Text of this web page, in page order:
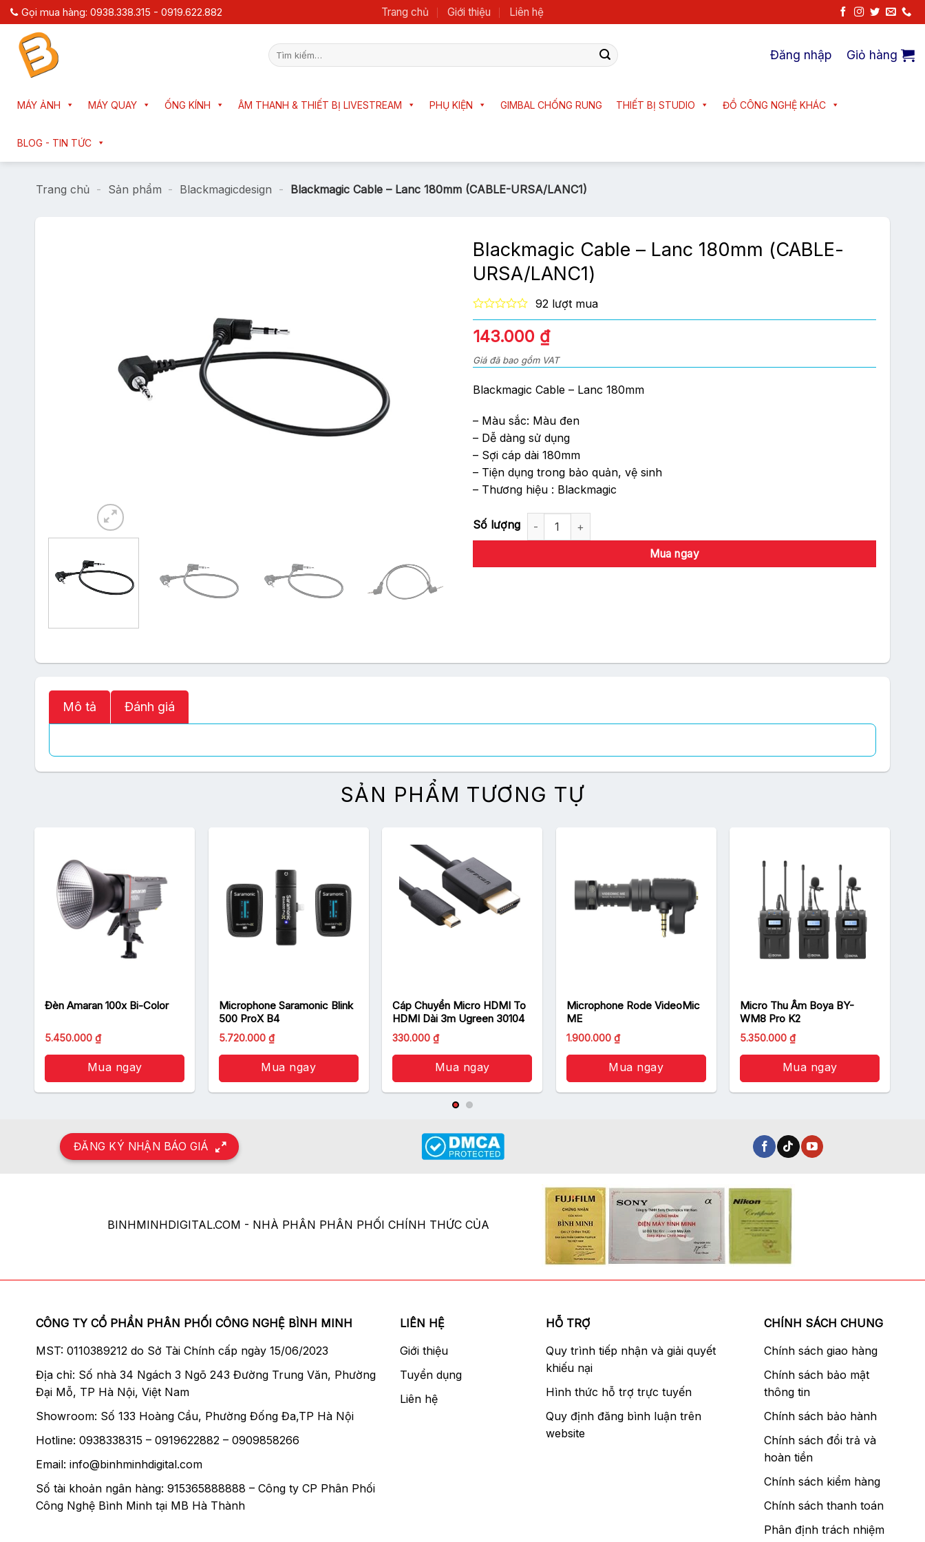
Chuyển
đến
dung
Gọi mua hàng: 0938.338.315 - 0919.622.882 Trang chủ Giới thiệu Liên hệ
Tìm
kiếm:
Đăng nhập Giỏ hàng
MÁY ẢNH MÁY QUAY ỐNG KÍNH ÂM THANH & THIẾT BỊ LIVESTREAM PHỤ KIỆN GIMBAL CHỐNG RUNG THIẾT BỊ STUDIO ĐỒ CÔNG NGHỆ KHÁC
BLOG - TIN TỨC
Trang chủ - Sản phẩm - Blackmagicdesign - Blackmagic Cable – Lanc 180mm (CABLE-URSA/LANC1)
Blackmagic Cable – Lanc 180mm (CABLE-
URSA/LANC1)
0
out
of
92 lượt mua
143.000 ₫
Giá đã bao gồm VAT
Blackmagic Cable – Lanc 180mm
– Màu sắc: Màu đen
– Dễ dàng sử dụng
– Sợi cáp dài 180mm
– Tiện dụng trong bảo quản, vệ sinh
– Thương hiệu : Blackmagic
Blackmagic Cable - Lanc 180mm (CABLE-URSA/LANC1) số lượng
Mua ngay
Mô tả Đánh giá
SẢN PHẨM TƯƠNG TỰ
Đèn Amaran 100x Bi-Color
Giá
là:
5.990.000 ₫.
5.450.000₫Giá
hiện
tại
là:
5.450.000 ₫.
Mua ngay
Microphone Saramonic Blink
500 ProX B4
Giá
là:
5.990.000 ₫.
5.720.000 ₫Giá
hiện
tại
là:
5.720.000 ₫.
Mua ngay
Cáp Chuyển Micro HDMI To
HDMI Dài 3m Ugreen 30104
Giá
là:
500.000 ₫.
330.000₫Giá
hiện
tại
là:
330.000 ₫.
Mua ngay
Microphone Rode VideoMic
ME
1.900.000 ₫
Mua ngay
Micro Thu Âm Boya BY-
WM8 Pro K2
Giá
là:
5.700.000 ₫.
5.350.000₫Giá
hiện
tại
là:
5.350.000 ₫.
Mua ngay
ĐĂNG KÝ NHẬN BÁO GIÁ
BINHMINHDIGITAL.COM - NHÀ PHÂN PHÂN PHỐI CHÍNH THỨC CỦA
CÔNG TY CỔ PHẦN PHÂN PHỐI CÔNG NGHỆ BÌNH MINH
MST: 0110389212 do Sở Tài Chính cấp ngày 15/06/2023
Địa chỉ: Số nhà 34 Ngách 3 Ngõ 243 Đường Trung Văn, Phường
Đại Mỗ, TP Hà Nội, Việt Nam
Showroom: Số 133 Hoàng Cầu, Phường Đống Đa,TP Hà Nội
Hotline: 0938338315 – 0919622882 – 0909858266
Email: info@binhminhdigital.com
Số tài khoản ngân hàng: 915365888888 – Công ty CP Phân Phối
Công Nghệ Bình Minh tại MB Hà Thành
LIÊN HỆ
Giới thiệu
Tuyển dụng
Liên hệ
HỖ TRỢ
Quy trình tiếp nhận và giải quyết
khiếu nại
Hình thức hỗ trợ trực tuyến
Quy định đăng bình luận trên
website
CHÍNH SÁCH CHUNG
Chính sách giao hàng
Chính sách bảo mật
thông tin
Chính sách bảo hành
Chính sách đổi trả và
hoàn tiền
Chính sách kiểm hàng
Chính sách thanh toán
Phân định trách nhiệm